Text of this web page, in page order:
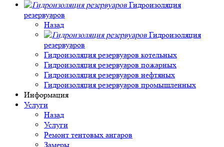
Гидроизоляция
резервуаров
Назад
Гидроизоляция
резервуаров
Гидроизоляция резервуаров котельных
Гидроизоляция резервуаров пожарных
Гидроизоляция резервуаров нефтяных
Гидроизоляция резервуаров промышленных
Информация
Услуги
Назад
Услуги
Ремонт тентовых ангаров
Замеры